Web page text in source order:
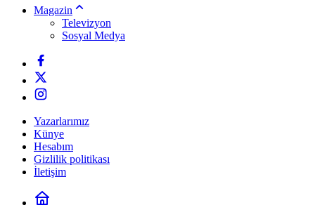
Magazin
Televizyon
Sosyal Medya
Yazarlarımız
Künye
Hesabım
Gizlilik politikası
İletişim